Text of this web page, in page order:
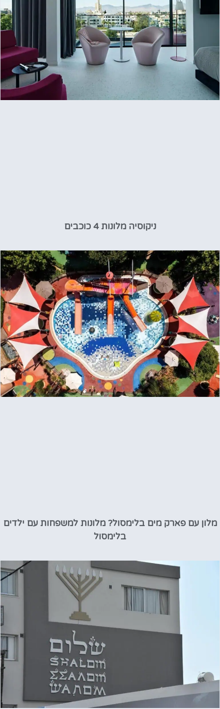
ניקוסיה מלונות 4 כוכבים
מלון עם פארק מים בלימסול? מלונות למשפחות עם ילדים
בלימסול